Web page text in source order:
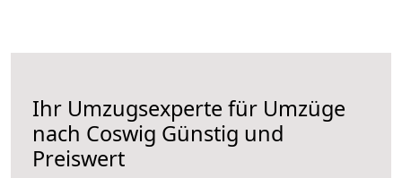
Ihr Umzugsexperte für Umzüge
nach Coswig Günstig und
Preiswert